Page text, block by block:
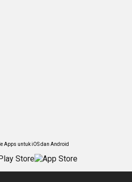
Apps untuk iOS dan Android